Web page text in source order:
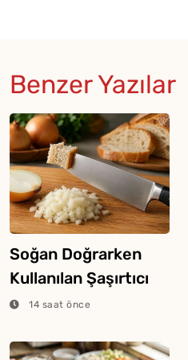
Benzer Yazılar
Soğan Doğrarken
Kullanılan Şaşırtıcı
Ekmek Tekniği
14 saat önce